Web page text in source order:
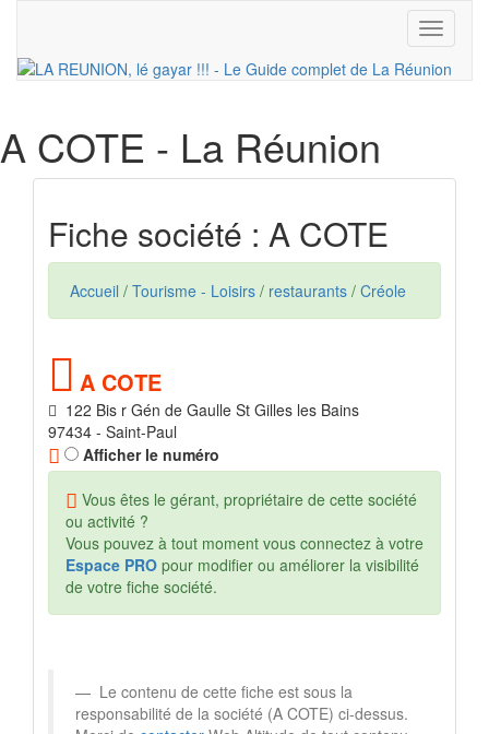
Toggle
A COTE - La Réunion
Fiche société : A COTE
Accueil / Tourisme - Loisirs / restaurants / Créole
A COTE
122 Bis r Gén de Gaulle St Gilles les Bains
97434 - Saint-Paul
Afficher le numéro
Vous êtes le gérant, propriétaire de cette société
ou activité ?
Vous pouvez à tout moment vous connectez à votre
Espace PRO pour modifier ou améliorer la visibilité
de votre fiche société.
Le contenu de cette fiche est sous la
responsabilité de la société (A COTE) ci-dessus.